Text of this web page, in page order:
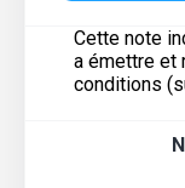
Cette note
a émettre et
conditions